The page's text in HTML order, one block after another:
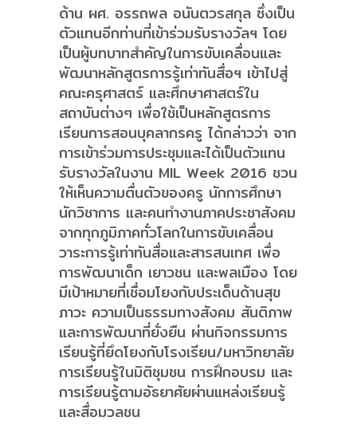
ด้าน ผศ. อรรถพล อนันตวรสกุล ซึ่งเป็น
ตัวแทนอีกท่านที่เข้าร่วมรับรางวัลฯ โดย
เป็นผู้บทบาทสำคัญในการขับเคลื่อนและ
พัฒนาหลักสูตรการรู้เท่าทันสื่อฯ เข้าไปสู่
คณะครุศาสตร์ และศึกษาศาสตร์ใน
สถาบันต่างๆ เพื่อใช้เป็นหลักสูตรการ
เรียนการสอนบุคลากรครู ได้กล่าวว่า จาก
การเข้าร่วมการประชุมและได้เป็นตัวแทน
รับรางวัลในงาน MIL Week 2016 ชวน
ให้เห็นความตื่นตัวของครู นักการศึกษา
นักวิชาการ และคนทำงานภาคประชาสังคม
จากทุกภูมิภาคทั่วโลกในการขับเคลื่อน
วาระการรู้เท่าทันสื่อและสารสนเทศ เพื่อ
การพัฒนาเด็ก เยาวชน และพลเมือง โดย
มีเป้าหมายที่เชื่อมโยงกับประเด็นด้านสุข
ภาวะ ความเป็นธรรมทางสังคม สันติภาพ
และการพัฒนาที่ยั่งยืน ผ่านกิจกรรมการ
เรียนรู้ที่ยึดโยงกับโรงเรียน/มหาวิทยาลัย
การเรียนรู้ในมิติชุมชน การฝึกอบรม และ
การเรียนรู้ตามอัธยาศัยผ่านแหล่งเรียนรู้
และสื่อมวลชน